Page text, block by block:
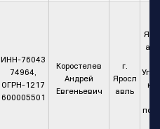
ИНН-76043
74964,
ОГРН-1217
600005501
Коростелев
Андрей
Евгеньевич
г.
Яросл
авль